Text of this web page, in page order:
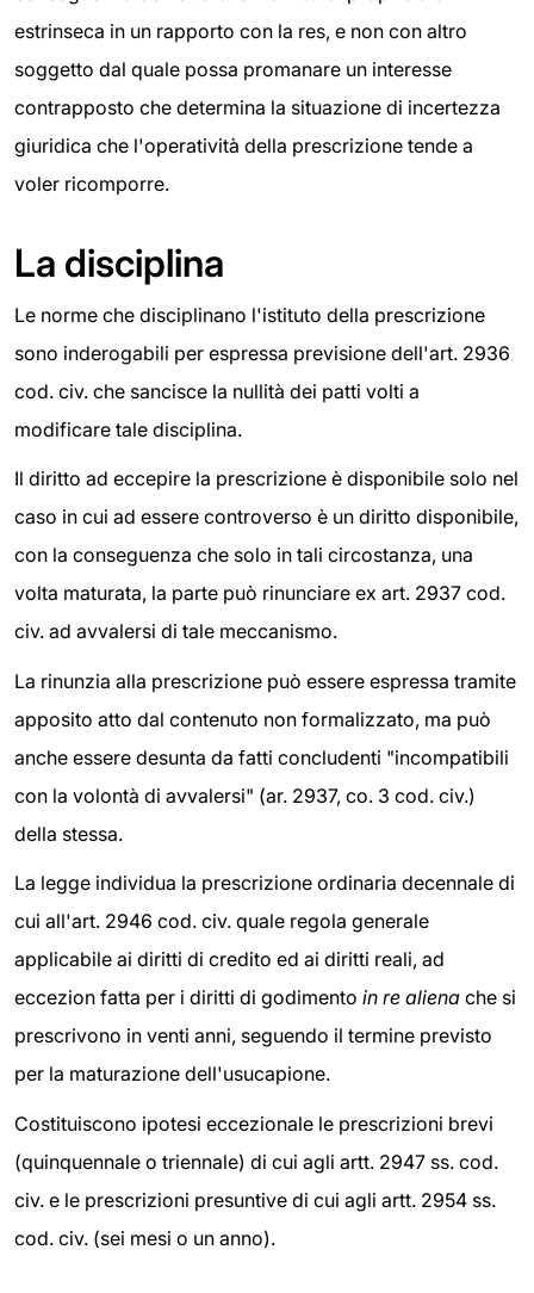
estrinseca in un rapporto con la res, e non con altro
soggetto dal quale possa promanare un interesse
contrapposto che determina la situazione di incertezza
giuridica che l'operatività della prescrizione tende a
voler ricomporre.
La disciplina
Le norme che disciplinano l'istituto della prescrizione
sono inderogabili per espressa previsione dell'art. 2936
cod. civ. che sancisce la nullità dei patti volti a
modificare tale disciplina.
Il diritto ad eccepire la prescrizione è disponibile solo nel
caso in cui ad essere controverso è un diritto disponibile,
con la conseguenza che solo in tali circostanza, una
volta maturata, la parte può rinunciare ex art. 2937 cod.
civ. ad avvalersi di tale meccanismo.
La rinunzia alla prescrizione può essere espressa tramite
apposito atto dal contenuto non formalizzato, ma può
anche essere desunta da fatti concludenti "incompatibili
con la volontà di avvalersi" (ar. 2937, co. 3 cod. civ.)
della stessa.
La legge individua la prescrizione ordinaria decennale di
cui all'art. 2946 cod. civ. quale regola generale
applicabile ai diritti di credito ed ai diritti reali, ad
eccezion fatta per i diritti di godimento in re aliena che si
prescrivono in venti anni, seguendo il termine previsto
per la maturazione dell'usucapione.
Costituiscono ipotesi eccezionale le prescrizioni brevi
(quinquennale o triennale) di cui agli artt. 2947 ss. cod.
civ. e le prescrizioni presuntive di cui agli artt. 2954 ss.
cod. civ. (sei mesi o un anno).